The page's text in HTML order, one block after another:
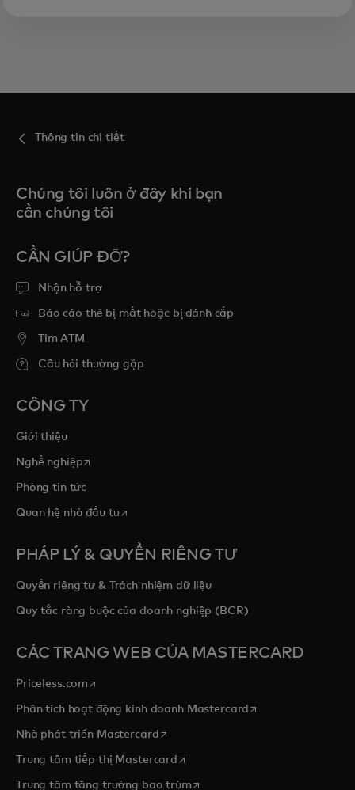
Thông tin chi tiết
Chúng tôi luôn ở đây khi bạn
cần chúng tôi
CẦN GIÚP ĐỠ?
Nhận hỗ trợ
Báo cáo thẻ bị mất hoặc bị đánh cắp
Tim ATM
Câu hỏi thường gặp
CÔNG TY
Giới thiệu
Nghề nghiệpopens in a new tab
Phòng tin tức
Quan hệ nhà đầu tưopens in a new tab
PHÁP LÝ & QUYỀN RIÊNG TƯ
Quyền riêng tư & Trách nhiệm dữ liệu
Quy tắc ràng buộc của doanh nghiệp (BCR)
CÁC TRANG WEB CỦA MASTERCARD
Priceless.com opens in a new tab
Phân tích hoạt động kinh doanh Mastercard opens in a new tab
Nhà phát triển Mastercardopens in a new tab
Trung tâm tiếp thị Mastercardopens in a new tab
Trung tâm tăng trưởng bao trùmopens in a new tab